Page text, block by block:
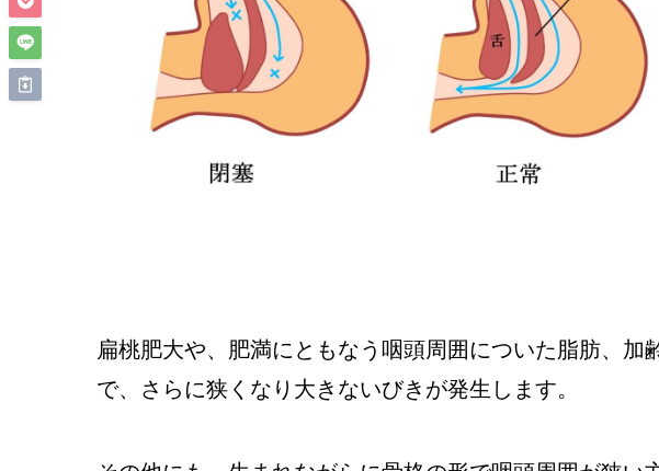
扁桃肥大や、肥満にともなう咽頭周囲についた脂肪、加
で、さらに狭くなり大きないびきが発生します。